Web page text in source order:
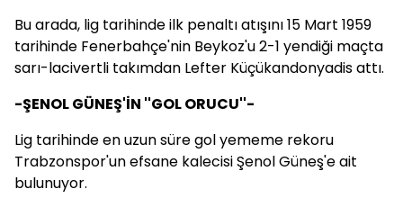
Bu arada, lig tarihinde ilk penaltı atışını 15 Mart 1959
tarihinde Fenerbahçe'nin Beykoz'u 2-1 yendiği maçta
sarı-lacivertli takımdan Lefter Küçükandonyadis attı.
-ŞENOL GÜNEŞ'İN ''GOL ORUCU''-
Lig tarihinde en uzun süre gol yememe rekoru
Trabzonspor'un efsane kalecisi Şenol Güneş'e ait
bulunuyor.